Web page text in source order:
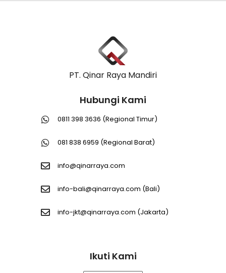
PT. Qinar Raya Mandiri
Hubungi Kami
0811 398 3636 (Regional Timur)
081 838 6959 (Regional Barat)
info@qinarraya.com
info-bali@qinarraya.com (Bali)
info-jkt@qinarraya.com (Jakarta)
Ikuti Kami